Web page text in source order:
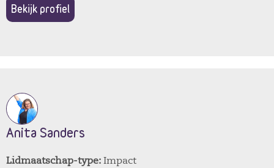
Bekijk profiel
Anita Sanders
Lidmaatschap-type: Impact